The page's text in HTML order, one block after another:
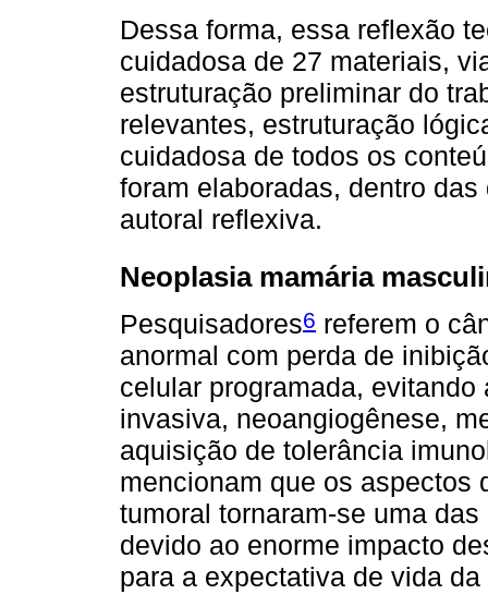
Dessa forma, essa reflexão
cuidadosa de 27 materiais,
estruturação preliminar do
relevantes, estruturação
cuidadosa de todos os
foram elaboradas, dentro
autoral reflexiva.
Neoplasia mamária
Pesquisadores6 referem o
anormal com perda de
celular programada,
invasiva, neoangiogênese,
aquisição de tolerância
mencionam que os aspectos
tumoral tornaram-se uma
devido ao enorme impacto
para a expectativa de vida